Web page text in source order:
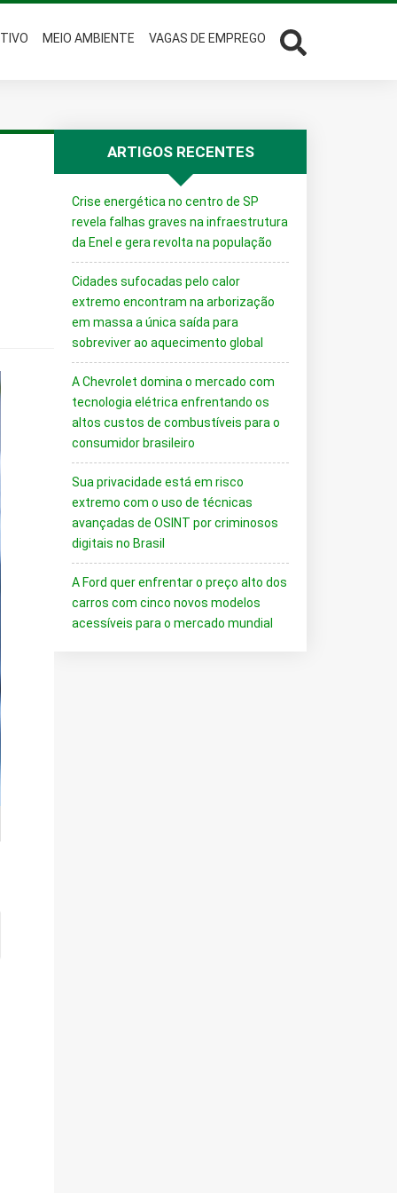
MEIO AMBIENTE VAGAS DE EMPREGO
ARTIGOS RECENTES
Crise energética no centro de SP
revela falhas graves na infraestrutura
da Enel e gera revolta na população
Cidades sufocadas pelo calor
extremo encontram na arborização
em massa a única saída para
sobreviver ao aquecimento global
A Chevrolet domina o mercado com
tecnologia elétrica enfrentando os
altos custos de combustíveis para o
consumidor brasileiro
Sua privacidade está em risco
extremo com o uso de técnicas
avançadas de OSINT por criminosos
digitais no Brasil
A Ford quer enfrentar o preço alto dos
carros com cinco novos modelos
acessíveis para o mercado mundial